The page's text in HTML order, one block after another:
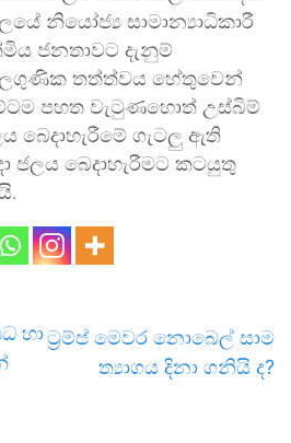
නියෝජ්‍ය සාමාන්‍යාධිකාරී
ජනතාවට දැනුම්
තත්ත්වය හේතුවෙන්
පහත වැටුණහොත් උස්බිම්
බෙදාහැරීමේ ගැටලු ඇති
ජලය බෙදාහැරීමට කටයුතු
හාට‍්‍රම්ප් මෙවර නොබෙල් සාම
ත්‍යාගය දිනා ගනියි ද?